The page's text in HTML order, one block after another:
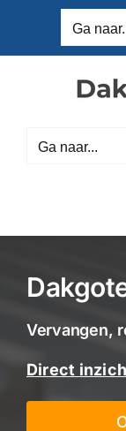
inhoud
Ga
Ga naar...
Vervangen,
Direct